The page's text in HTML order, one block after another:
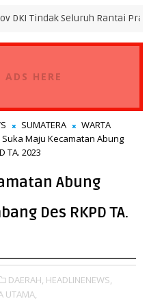
Rantai Praktik
ADS HERE
SUMATERA
WARTA
Maju Kecamatan Abung
TA. 2023
Abung
Des RKPD TA.
DAERAH, HEADLINENEWS,
UTAMA,